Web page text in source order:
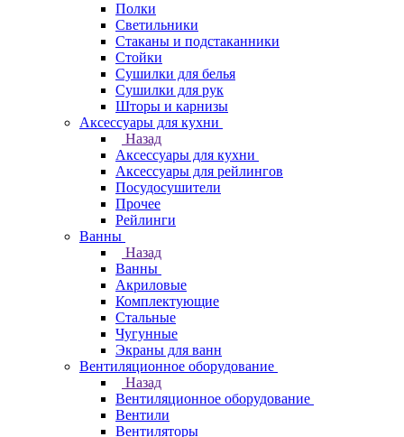
Полки
Светильники
Стаканы и подстаканники
Стойки
Сушилки для белья
Сушилки для рук
Шторы и карнизы
Аксессуары для кухни
Назад
Аксессуары для кухни
Аксессуары для рейлингов
Посудосушители
Прочее
Рейлинги
Ванны
Назад
Ванны
Акриловые
Комплектующие
Стальные
Чугунные
Экраны для ванн
Вентиляционное оборудование
Назад
Вентиляционное оборудование
Вентили
Вентиляторы